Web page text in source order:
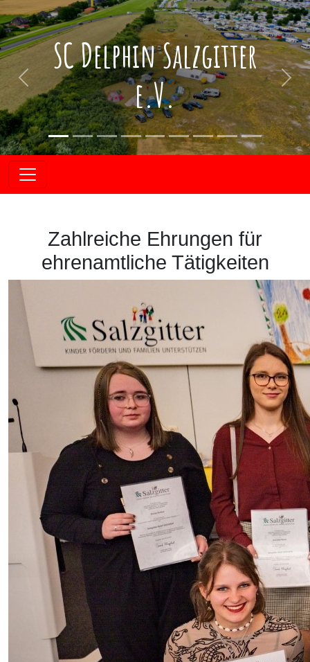
Vorherige
SC Delphin Salzgitter
e.V.
Zahlreiche Ehrungen für
ehrenamtliche Tätigkeiten